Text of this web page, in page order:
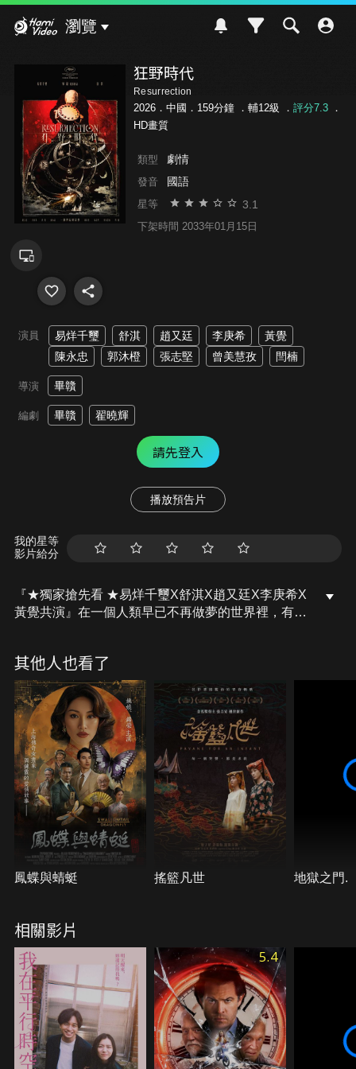
瀏覽
狂野時代
Resurrection
2026．中國．159分鐘 ． 輔12級 ． 評分7.3．
HD畫質
類型 劇情
發音 國語
星等 3.1
下架時間 2033年01月15日
演員 易烊千璽 舒淇 趙又廷 李庚希
黃覺
陳永忠
郭沐橙 張志堅 曾美慧孜 閆楠
導演 畢贛
編劇 畢贛 翟曉輝
請先登入
播放預告片
我的星等
影片給分
『★獨家搶先看 ★易烊千璽X舒淇X趙又廷X李庚希X
黃覺共演』在一個人類早已不再做夢的世界裡，有一
目睹的景象。直到一位擁有看穿幻覺能力的神秘女子
出現，她決定潛入怪物的夢境深處，在夢與現實交融
的邊界穿越百年，尋找隱藏其中足以翻轉時空記憶的
秘密與真相……。
其他人也看了
鳳蝶與蜻蜓 搖籃凡世 地獄之門.
相關影片
5.4